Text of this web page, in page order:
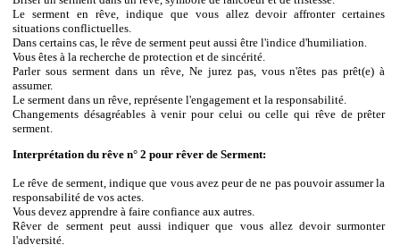
Le serment en rêve, indique que vous allez devoir affronter certaines
situations conflictuelles.
Dans certains cas, le rêve de serment peut aussi être l'indice d'humiliation.
Vous êtes à la recherche de protection et de sincérité.
Parler sous serment dans un rêve, Ne jurez pas, vous n'êtes pas prêt(e) à
assumer.
Le serment dans un rêve, représente l'engagement et la responsabilité.
Changements désagréables à venir pour celui ou celle qui rêve de prêter
serment.
Interprétation du rêve n° 2 pour rêver de Serment:
Le rêve de serment, indique que vous avez peur de ne pas pouvoir assumer la
responsabilité de vos actes.
Vous devez apprendre à faire confiance aux autres.
Rêver de serment peut aussi indiquer que vous allez devoir surmonter
l'adversité.